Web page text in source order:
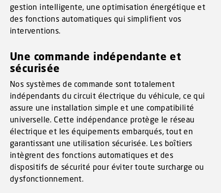
gestion intelligente, une optimisation énergétique et
des fonctions automatiques qui simplifient vos
interventions.
Une commande indépendante et
sécurisée
Nos systèmes de commande sont totalement
indépendants du circuit électrique du véhicule, ce qui
assure une installation simple et une compatibilité
universelle. Cette indépendance protège le réseau
électrique et les équipements embarqués, tout en
garantissant une utilisation sécurisée. Les boîtiers
intègrent des fonctions automatiques et des
dispositifs de sécurité pour éviter toute surcharge ou
dysfonctionnement.